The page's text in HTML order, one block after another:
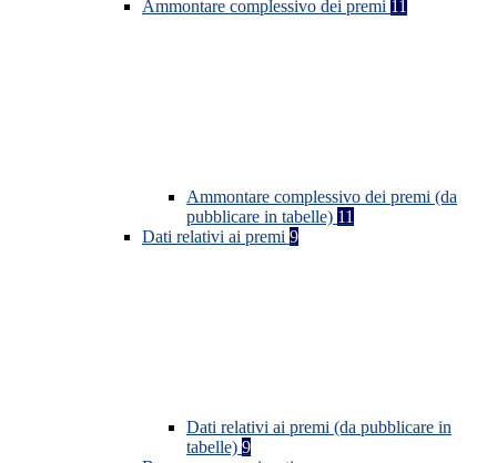
Ammontare complessivo dei premi 11
Ammontare complessivo dei premi (da
pubblicare in tabelle) 11
Dati relativi ai premi 9
Dati relativi ai premi (da pubblicare in
tabelle) 9